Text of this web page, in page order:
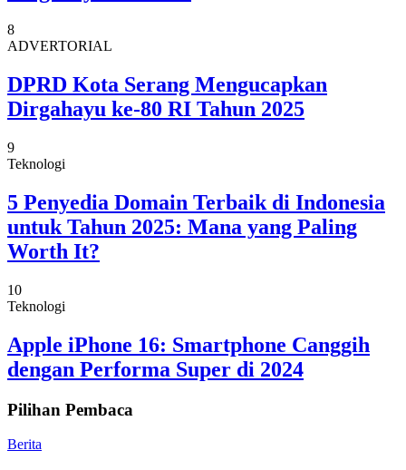
8
ADVERTORIAL
DPRD Kota Serang Mengucapkan
Dirgahayu ke-80 RI Tahun 2025
9
Teknologi
5 Penyedia Domain Terbaik di Indonesia
untuk Tahun 2025: Mana yang Paling
Worth It?
10
Teknologi
Apple iPhone 16: Smartphone Canggih
dengan Performa Super di 2024
Pilihan Pembaca
Berita